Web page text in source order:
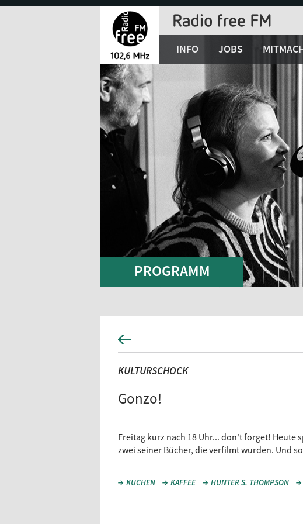
Jump
INFO JOBS
PROGRAMM
KULTURSCHOCK
Gonzo!
Freitag kurz nach 18 Uhr... don't forget! Heute
zwei seiner Bücher, die verfilmt wurden. Und
KUCHEN KAFFEE HUNTER S. THOMPSON